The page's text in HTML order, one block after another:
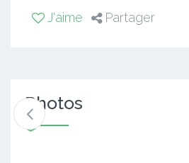
J'aime Partager
Photos